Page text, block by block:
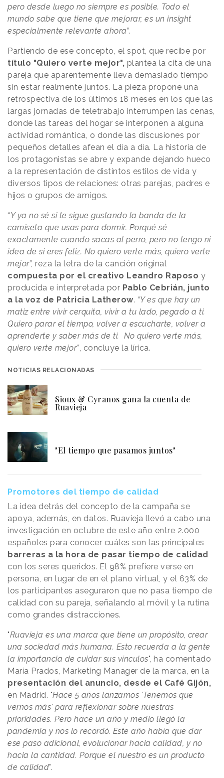
pero desde luego no siempre es posible. Todo el
mundo sabe que tiene que mejorar, es un insight
especialmente relevante ahora”.
Partiendo de ese concepto, el spot, que recibe por
título "Quiero verte mejor", plantea la cita de una
pareja que aparentemente lleva demasiado tiempo
sin estar realmente juntos. La pieza propone una
retrospectiva de los últimos 18 meses en los que las
largas jornadas de teletrabajo interrumpen las cenas,
donde las tareas del hogar se interponen a alguna
actividad romántica, o donde las discusiones por
pequeños detalles afean el día a día. La historia de
los protagonistas se abre y expande dejando hueco
a la representación de distintos estilos de vida y
diversos tipos de relaciones: otras parejas, padres e
hijos o grupos de amigos.
“Y ya no sé si te sigue gustando la banda de la
camiseta que usas para dormir. Porqué sé
exactamente cuando sacas al perro, pero no tengo ni
idea de si eres feliz. No quiero verte más, quiero verte
mejor”, reza la letra de la canción original
compuesta por el creativo Leandro Raposo y
producida e interpretada por Pablo Cebrián, junto
a la voz de Patricia Latherow. “Y es que hay un
matiz entre vivir cerquita, vivir a tu lado, pegado a ti.
Quiero parar el tiempo, volver a escucharte, volver a
aprenderte y saber más de ti. No quiero verte más,
quiero verte mejor”, concluye la lírica.
NOTICIAS RELACIONADAS
Sioux & Cyranos gana la cuenta de
Ruavieja
"El tiempo que pasamos juntos"
Promotores del tiempo de calidad
La idea detrás del concepto de la campaña se
apoya, además, en datos. Ruavieja llevó a cabo una
investigación en octubre de este año entre 2.000
españoles para conocer cuáles son las principales
barreras a la hora de pasar tiempo de calidad
con los seres queridos. El 98% prefiere verse en
persona, en lugar de en el plano virtual, y el 63% de
los participantes aseguraron que no pasa tiempo de
calidad con su pareja, señalando al móvil y la rutina
como grandes distracciones.
"Ruavieja es una marca que tiene un propósito, crear
una sociedad más humana. Esto recuerda a la gente
la importancia de cuidar sus vínculos", ha comentado
María Prados, Marketing Manager de la marca, en la
presentación del anuncio, desde el Café Gijón,
en Madrid. "Hace 5 años lanzamos 'Tenemos que
vernos más' para reflexionar sobre nuestras
prioridades. Pero hace un año y medio llegó la
pandemia y nos lo recordó. Este año había que dar
ese paso adicional, evolucionar hacia calidad, y no
hacia la cantidad. Porque el nuestro es un producto
de calidad".